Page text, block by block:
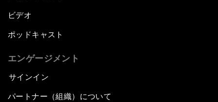
ビデオ
ポッドキャスト
エンゲージメント
サインイン
パートナー（組織）について